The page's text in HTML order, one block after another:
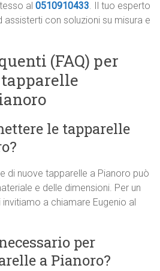
al0510910433. Il tuo esperto
con soluzioni su misura e
(FAQ) per
le tapparelle
di nuove tapparelle a Pianoro può
e delle dimensioni. Per un
a chiamare Eugenio al
per
a Pianoro?